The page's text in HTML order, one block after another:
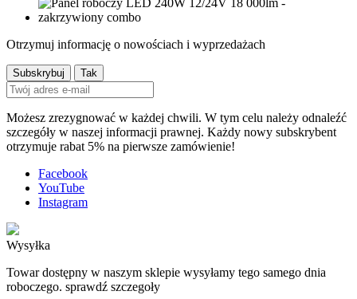
Otrzymuj informację o nowościach i wyprzedażach
Możesz zrezygnować w każdej chwili. W tym celu należy odnaleźć
szczegóły w naszej informacji prawnej. Każdy nowy subskrybent
otrzymuje rabat 5% na pierwsze zamówienie!
Facebook
YouTube
Instagram
Wysyłka
Towar dostępny w naszym sklepie wysyłamy tego samego dnia
roboczego. sprawdź szczegoły